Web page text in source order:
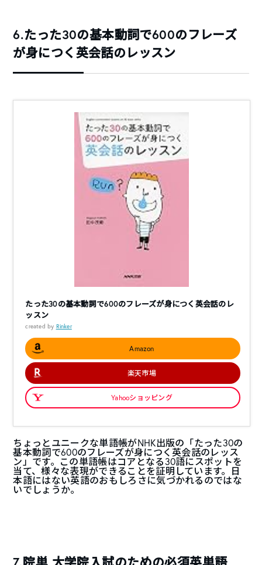
6.たった30の基本動詞で600のフレーズ
が身につく英会話のレッスン
たった30の基本動詞で600のフレーズが身につく英会話のレ
ッスン
created by Rinker
Amazon
楽天市場
Yahooショッピング
ちょっとユニークな単語帳がNHK出版の「たった30の
基本動詞で600のフレーズが身につく英会話のレッス
ン」です。この単語帳はコアとなる30語にスポットを
当て、様々な表現ができることを証明しています。日
本語にはない英語のおもしろさに気づかれるのではな
いでしょうか。